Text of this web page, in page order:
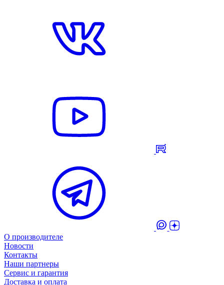
О производителе
Новости
Контакты
Наши партнеры
Сервис и гарантия
Доставка и оплата